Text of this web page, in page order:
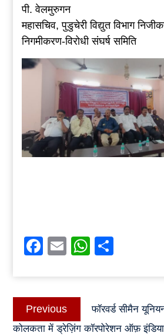
पी. वेलमुरुगन
महासचिव, पुडुचेरी विद्युत विभाग
निगमीकरण-विरोधी संघर्ष समिति
Facebook
Email
Post
navigation
Previous
Previous
post:
फॉरवर्ड सीमैन
कोलकता में ड्रेज़िंग कॉरपोरेशन ऑफ़ इंडिया